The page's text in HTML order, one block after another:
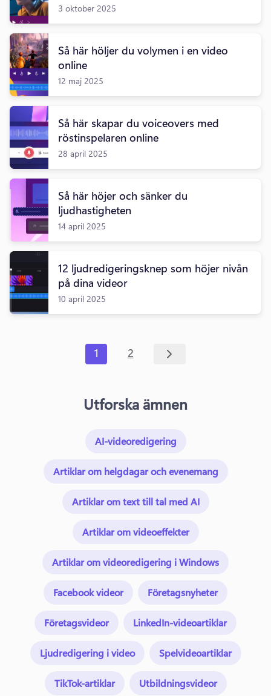
3 oktober 2025
Så här höljer du volymen i en video
online
12 maj 2025
Så här skapar du voiceovers med
röstinspelaren online
28 april 2025
Så här höjer och sänker du
ljudhastigheten
14 april 2025
12 ljudredigeringsknep som höjer nivån
på dina videor
10 april 2025
1 2
Utforska ämnen
AI-videoredigering
Artiklar om helgdagar och evenemang
Artiklar om text till tal med AI
Artiklar om videoeffekter
Artiklar om videoredigering i Windows
Facebook videor Företagsnyheter
Företagsvideor LinkedIn-videoartiklar
Ljudredigering i video Spelvideoartiklar
TikTok-artiklar Utbildningsvideor